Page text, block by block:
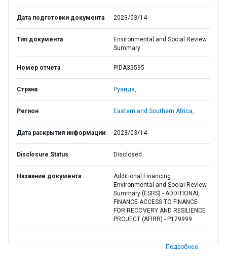
Дата подготовки документа 2023/03/14
Тип документа
Environmental and Social Review
Summary
Номер отчета PIDA35595
Страна Руанда,
Регион Eastern and Southern Africa,
Дата раскрытия информации 2023/03/14
Disclosure Status Disclosed
Название документа
Additional Financing
Environmental and Social Review
Summary (ESRS) - ADDITIONAL
FINANCE-ACCESS TO FINANCE
FOR RECOVERY AND RESILIENCE
PROJECT (AFIRR) - P179999
Подробнее